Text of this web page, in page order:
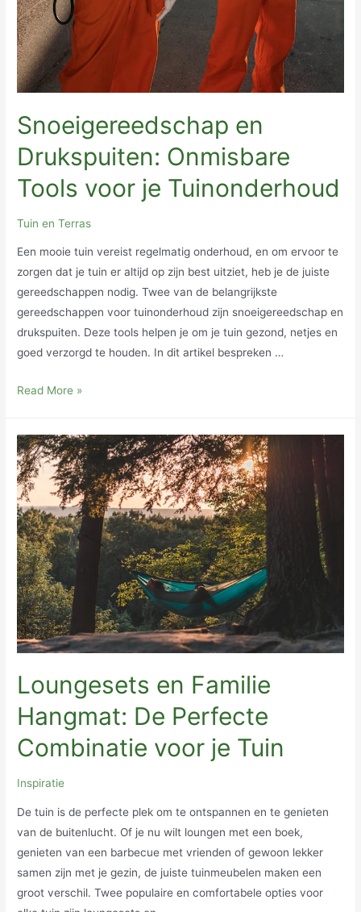
Snoeigereedschap en
Drukspuiten: Onmisbare
Tools voor je Tuinonderhoud
Tuin en Terras
Een mooie tuin vereist regelmatig onderhoud, en om ervoor te
zorgen dat je tuin er altijd op zijn best uitziet, heb je de juiste
gereedschappen nodig. Twee van de belangrijkste
gereedschappen voor tuinonderhoud zijn snoeigereedschap en
drukspuiten. Deze tools helpen je om je tuin gezond, netjes en
goed verzorgd te houden. In dit artikel bespreken …
Snoeigereedschap
Onmisbare
Tools
voor
je
Tuinonderhoud
Read More »
Loungesets en Familie
Hangmat: De Perfecte
Combinatie voor je Tuin
Inspiratie
De tuin is de perfecte plek om te ontspannen en te genieten
van de buitenlucht. Of je nu wilt loungen met een boek,
genieten van een barbecue met vrienden of gewoon lekker
samen zijn met je gezin, de juiste tuinmeubelen maken een
groot verschil. Twee populaire en comfortabele opties voor